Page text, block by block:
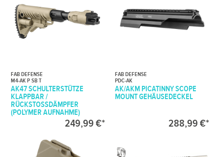
FAB DEFENSE
M4-AK P SB T
AK47 SCHULTERSTÜTZE
KLAPPBAR /
RÜCKSTOSSDÄMPFER (
POLYMER AUFNAHME)
249,99 €*
FAB DEFENSE
PDC-AK
AK/AKM PICATINNY SCOPE
MOUNT GEHÄUSEDECKEL
288,99 €*